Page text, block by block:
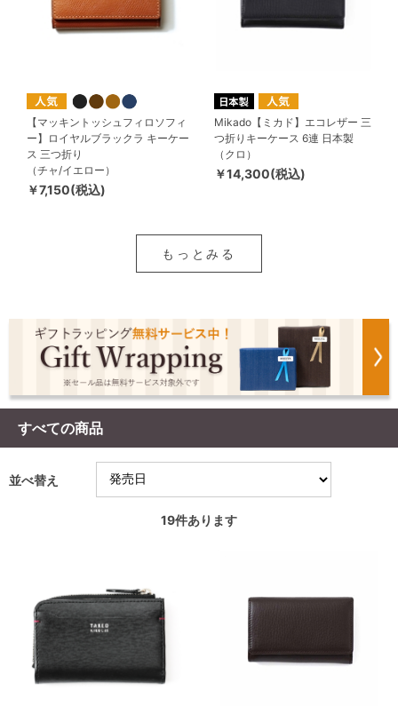
【マッキントッシュフィロソフィ
ー】ロイヤルブラックラ キーケー
ス 三つ折り
（チャ/イエロー）
￥7,150(税込)
Mikado【ミカド】エコレザー 三
つ折りキーケース 6連 日本製
（クロ）
￥14,300(税込)
もっとみる
すべての商品
並べ替え
19件あります